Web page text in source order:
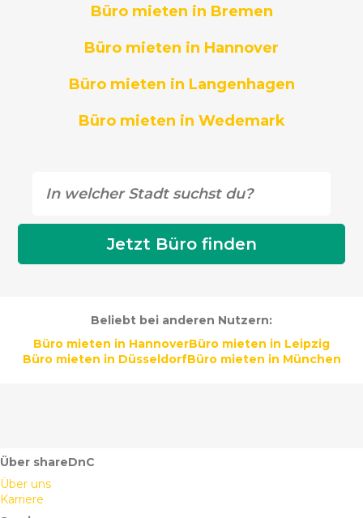
Büro mieten in Bremen
Büro mieten in Hannover
Büro mieten in Langenhagen
Büro mieten in Wedemark
Beliebt bei anderen Nutzern:
Büro mieten in HannoverBüro mieten in Leipzig
Büro mieten in DüsseldorfBüro mieten in München
Über shareDnC
Über uns
Karriere